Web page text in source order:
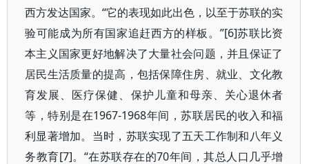
西方发达国家。“它的表现如此出色，以至于苏联的实
验可能成为所有国家追赶西方的样板。”[6]苏联比资
本主义国家更好地解决了大量社会问题，并且保证了
居民生活质量的提高，包括保障住房、就业、文化教
育发展、医疗保健、保护儿童和母亲、关心退休者
等，特别是在1967-1968年间，苏联居民的收入和福
利显著增加。当时，苏联实现了五天工作制和八年义
务教育[7]。“在苏联存在的70年间，其总人口几乎增